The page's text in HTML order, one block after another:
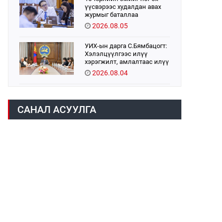
үүсвэрээс худалдан авах
журмыг баталлаа
2026.08.05
УИХ-ын дарга С.Бямбацогт:
Хэлэлцүүлгээс илүү
хэрэгжилт, амлалтаас илүү
бодит үр дүн чухал
2026.08.04
1,439.2 кг үнэт металл
худалдан авлаа
2026.08.05
САНАЛ АСУУЛГА